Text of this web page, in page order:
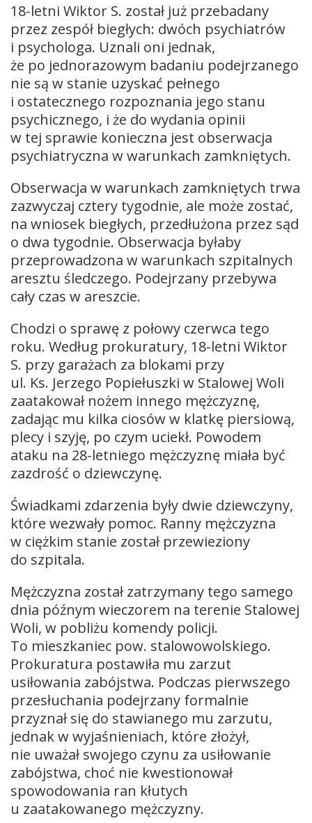
18-letni Wiktor S. został już przebadany
przez zespół biegłych: dwóch psychiatrów
i psychologa. Uznali oni jednak,
że po jednorazowym badaniu podejrzanego
nie są w stanie uzyskać pełnego
i ostatecznego rozpoznania jego stanu
psychicznego, i że do wydania opinii
w tej sprawie konieczna jest obserwacja
psychiatryczna w warunkach zamkniętych.
Obserwacja w warunkach zamkniętych trwa
zazwyczaj cztery tygodnie, ale może zostać,
na wniosek biegłych, przedłużona przez sąd
o dwa tygodnie. Obserwacja byłaby
przeprowadzona w warunkach szpitalnych
aresztu śledczego. Podejrzany przebywa
cały czas w areszcie.
Chodzi o sprawę z połowy czerwca tego
roku. Według prokuratury, 18-letni Wiktor
S. przy garażach za blokami przy
ul. Ks. Jerzego Popiełuszki w Stalowej Woli
zaatakował nożem innego mężczyznę,
zadając mu kilka ciosów w klatkę piersiową,
plecy i szyję, po czym uciekł. Powodem
ataku na 28-letniego mężczyznę miała być
zazdrość o dziewczynę.
Świadkami zdarzenia były dwie dziewczyny,
które wezwały pomoc. Ranny mężczyzna
w ciężkim stanie został przewieziony
do szpitala.
Mężczyzna został zatrzymany tego samego
dnia późnym wieczorem na terenie Stalowej
Woli, w pobliżu komendy policji.
To mieszkaniec pow. stalowowolskiego.
Prokuratura postawiła mu zarzut
usiłowania zabójstwa. Podczas pierwszego
przesłuchania podejrzany formalnie
przyznał się do stawianego mu zarzutu,
jednak w wyjaśnieniach, które złożył,
nie uważał swojego czynu za usiłowanie
zabójstwa, choć nie kwestionował
spowodowania ran kłutych
u zaatakowanego mężczyzny.